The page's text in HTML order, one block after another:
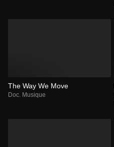
The Way We Move
Doc. Musique